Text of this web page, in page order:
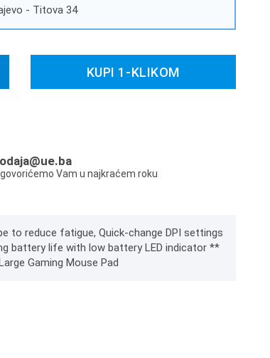
- Titova 34
KUPI 1-KLIKOM
Vam u najkraćem roku
to reduce fatigue, Quick-change DPI settings
battery life with low battery LED indicator **
Gaming Mouse Pad